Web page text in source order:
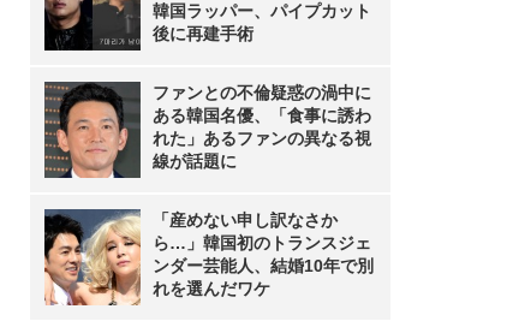
韓国ラッパー、パイプカット
後に再建手術
ファンとの不倫疑惑の渦中に
ある韓国名優、「食事に誘わ
れた」あるファンの異なる視
線が話題に
「産めない申し訳なさか
ら…」韓国初のトランスジェ
ンダー芸能人、結婚10年で別
れを選んだワケ